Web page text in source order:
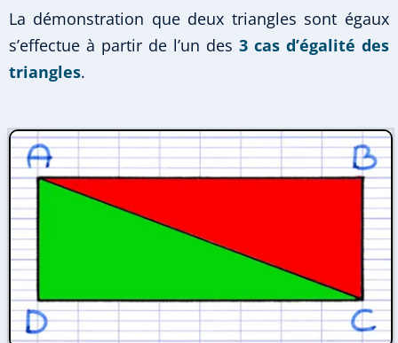
La démonstration que deux triangles sont égaux
s’effectue à partir de l’un des 3 cas d’égalité des
triangles.